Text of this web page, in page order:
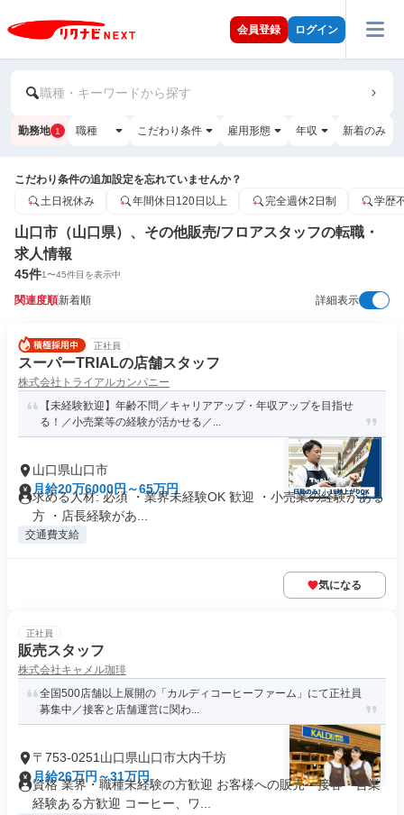
会員登録 ログイン
職種・キーワードから探す
勤務地 1 職種 こだわり条件 雇用形態 年収 新着のみ
こだわり条件の追加設定を忘れていませんか？
土日祝休み
年間休日120日以上 完全週休2日制 学歴
山口市（山口県）、その他販売/フロアスタッフの転職・
求人情報
45件1〜45件目を表示中
関連度順新着順 詳細表示
正社員
スーパーTRIALの店舗スタッフ
株式会社トライアルカンパニー
【未経験歓迎】年齢不問／キャリアアップ・年収アップを目指せ
る！／小売業等の経験が活かせる／...
山口県山口市
月給20万6000円～65万円
求める人材: 必須 ・業界未経験OK 歓迎 ・小売業の経験がある
方 ・店長経験があ...
交通費支給
気になる
正社員
販売スタッフ
株式会社キャメル珈琲
全国500店舗以上展開の「カルディコーヒーファーム」にて正社員
募集中／接客と店舗運営に関わ...
〒753-0251山口県山口市大内千坊
月給26万円～31万円
資格 業界・職種未経験の方歓迎 お客様への販売・接客・営業
経験ある方歓迎 コーヒー、ワ...